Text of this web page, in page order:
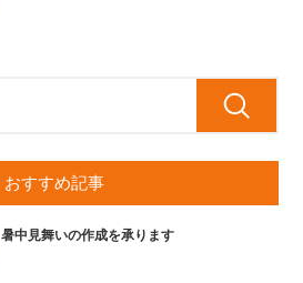
おすすめ記事
暑中見舞いの作成を承ります